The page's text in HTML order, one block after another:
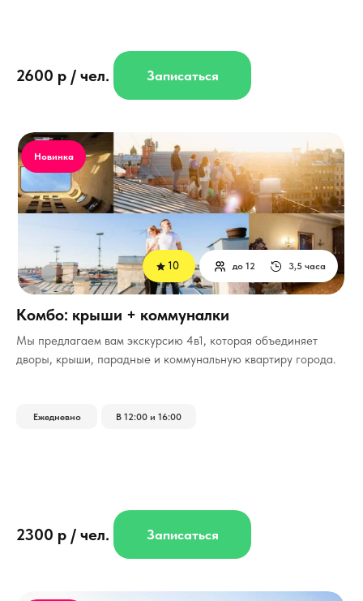
2600 р / чел. Записаться
Мы предлагаем вам экскурсию 4в1, которая объединяет
дворы, крыши, парадные и коммунальную квартиру города.
2300 р / чел.
3,5 часа
до 12
Ежедневно В 12:00 и 16:00
Новинка
Записаться
Комбо: крыши + коммуналки
10